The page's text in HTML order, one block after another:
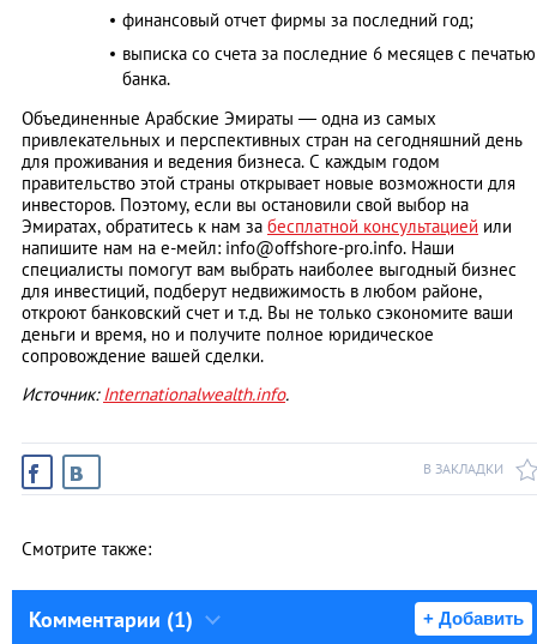
финансовый отчет фирмы за последний год;
выписка со счета за последние 6 месяцев с печатью
банка.
Объединенные Арабские Эмираты — одна из самых
привлекательных и перспективных стран на сегодняшний день
для проживания и ведения бизнеса. С каждым годом
правительство этой страны открывает новые возможности для
инвесторов. Поэтому, если вы остановили свой выбор на
Эмиратах, обратитесь к нам за бесплатной консультацией или
напишите нам на е-мейл: info@offshore-pro.info. Наши
специалисты помогут вам выбрать наиболее выгодный бизнес
для инвестиций, подберут недвижимость в любом районе,
откроют банковский счет и т.д. Вы не только сэкономите ваши
деньги и время, но и получите полное юридическое
сопровождение вашей сделки.
Источник:Internationalwealth.info.
В ЗАКЛАДКИ
Смотрите также:
Комментарии (1) + Добавить